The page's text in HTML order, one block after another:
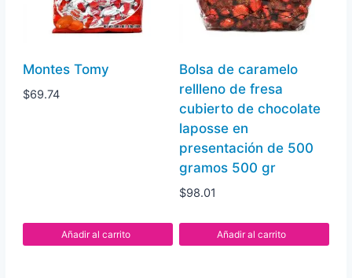
Montes Tomy
$69.74
Añadir al carrito
Bolsa de caramelo
rellleno de fresa
cubierto de chocolate
laposse en
presentación de 500
gramos 500 gr
$98.01
Añadir al carrito